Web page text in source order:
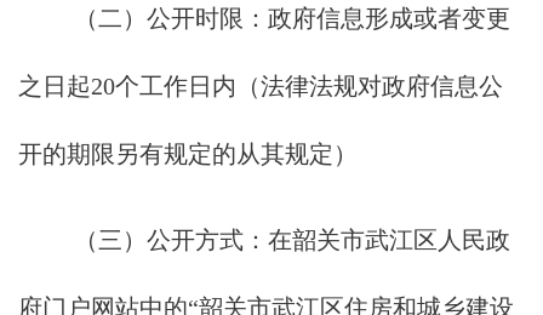
（二）公开时限：政府信息形成或者变更
之日起20个工作日内（法律法规对政府信息公
开的期限另有规定的从其规定）
（三）公开方式：在韶关市武江区人民政
府门户网站中的“韶关市武江区住房和城乡建设